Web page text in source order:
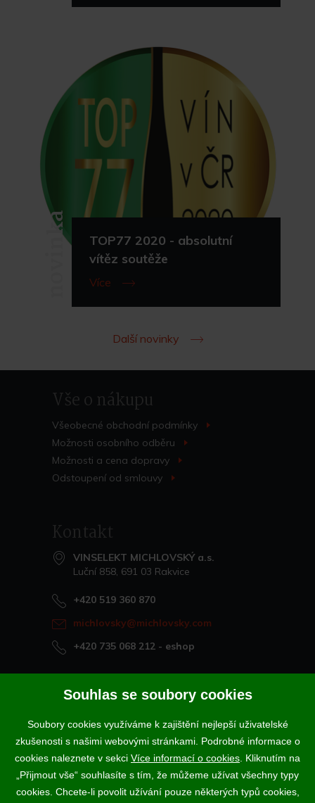
TOP77 2020 - absolutní
vítěz soutěže
novinka Více
Další novinky
Vše o nákupu
Všeobecné obchodní podmínky
Možnosti osobního odběru
Možnosti a cena dopravy
Odstoupení od smlouvy
Kontakt
VINSELEKT MICHLOVSKÝ a.s.
Luční 858, 691 03 Rakvice
+420 519 360 870
michlovsky@michlovsky.com
+420 735 068 212 - eshop
Naše vína offline
Vinotéka Rakvice
>
Vinotéky a degustační centra
>
Podle zákona o evidenci tržeb je prodávající povinen vystavit
kupujícímu účtenku. Zároveň je povinen zaevidovat přijatou tržbu u
Souhlas se soubory cookies
Soubory cookies využíváme k zajištění nejlepší uživatelské
zkušenosti s našimi webovými stránkami. Podrobné informace o
cookies naleznete v sekci Více informací o cookies . Kliknutím na
„Přijmout vše“ souhlasíte s tím, že můžeme užívat všechny typy
cookies. Chcete-li povolit užívání pouze některých typů cookies,